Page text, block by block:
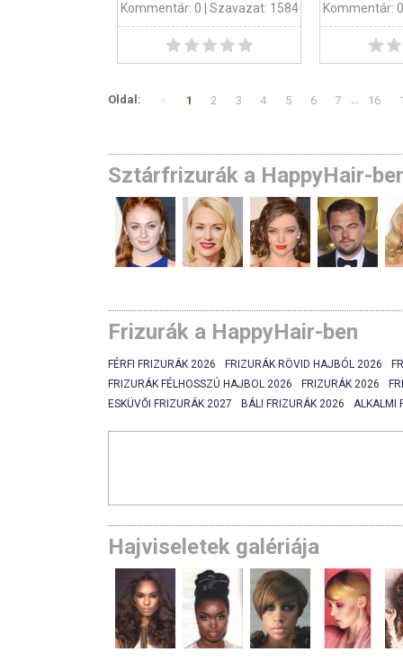
Kommentár: 0 | Szavazat: 1584 Kommentár: 0
Oldal: 1 2 3 4 5 6 7 ... 16
Sztárfrizurák a HappyHair-
Frizurák a HappyHair-ben
FÉRFI FRIZURÁK 2026 FRIZURÁK RÖVID HAJBÓL 2026
FRIZURÁK FÉLHOSSZÚ HAJBOL 2026
FRIZURÁK 2026
ESKÜVŐI FRIZURÁK 2027
BÁLI FRIZURÁK 2026 ALKALMI
Hajviseletek galériája